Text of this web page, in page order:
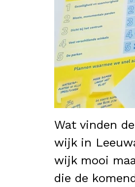
Wat vinden
wijk in
wijk mooi
die de